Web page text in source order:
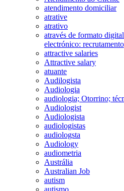
atendimento domiciliar
atrative
atrativo
através de formato
electrónico:
attractive salaries
Attractive salary
atuante
Audilogista
Audiologia
audiologia; Otorrino;
Audiologist
Audiologista
audiologistas
audiologsta
Audiology
audiometria
Austrália
Australian Job
autism
autismo